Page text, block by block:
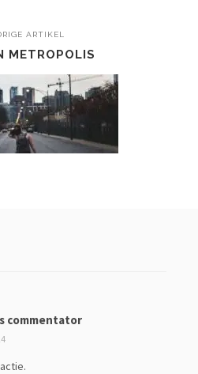
ARTIKEL
METROPOLIS
commentator